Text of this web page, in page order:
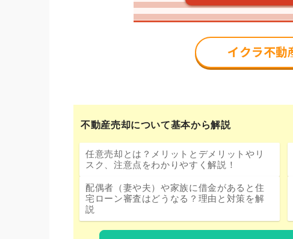
不動産売却について基本から解説
任意売却とは？メリットとデメリットやリ
スク、注意点をわかりやすく解説！
配偶者（妻や夫）や家族に借金があると住
宅ローン審査はどうなる？理由と対策を解
説